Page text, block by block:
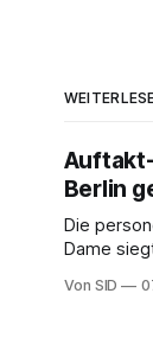
Berlin
Die
Dame
Von SID